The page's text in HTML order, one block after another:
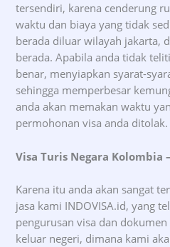
tersendiri, karena cenderung
waktu dan biaya yang tidak
berada diluar wilayah jakarta,
berada. Apabila anda tidak
benar, menyiapkan syarat-
sehingga memperbesar
anda akan memakan waktu
permohonan visa anda ditolak.
Visa Turis Negara Kolombia –
Karena itu anda akan sangat
jasa kami INDOVISA.id, yang
pengurusan visa dan
keluar negeri, dimana kami